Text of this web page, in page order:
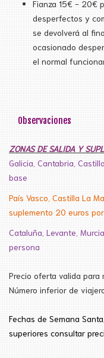
Fianza 15€ - 20€
desperfectos y
se devolverá al
ocasionado
el normal
Observaciones
ZONAS DE SALIDA Y
Galicia, Cantabria,
base
País Vasco, Castilla La
suplemento 20 euros
Cataluña, Levante,
persona
Precio oferta valida para
Número inferior de
Fechas de Semana Santa
superiores consultar